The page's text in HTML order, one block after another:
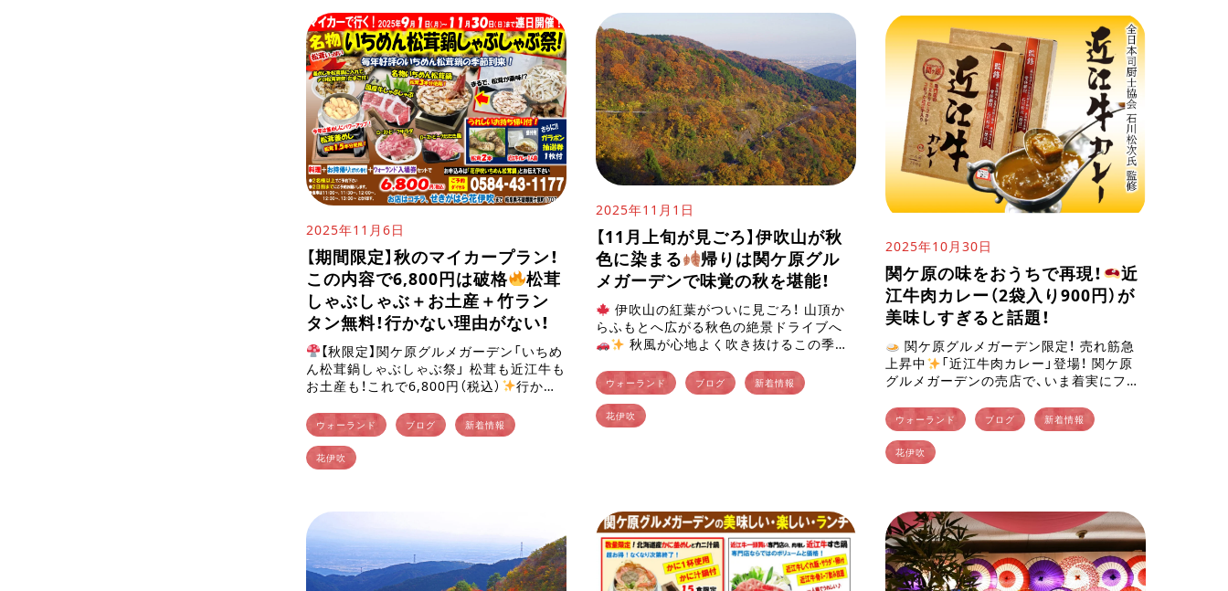
2025年11月6日
【期間限定】秋のマイカープラン！
この内容で6,800円は破格
松茸
しゃぶしゃぶ＋お土産＋竹ラン
タン無料！行かない理由がない！
【秋限定】関ケ原グルメガーデン「いちめ
ん松茸鍋しゃぶしゃぶ祭」 松茸も近江牛も
お土産も！これで6,800円（税込）
行かな
り立つ季節、関ケ原グルメガ […]
ウォーランド ブログ 新着情報
花伊吹
2025年11月1日
【11月上旬が見ごろ】伊吹山が秋
色に染まる
帰りは関ケ原グル
メガーデンで味覚の秋を堪能！
伊吹山の紅葉がついに見ごろ！ 山頂か
らふもとへ広がる秋色の絶景ドライブへ
秋風が心地よく吹き抜けるこの季
ょうど見ごろを迎えていま […]
ウォーランド ブログ 新着情報
花伊吹
2025年10月30日
関ケ原の味をおうちで再現！
近
江牛肉カレー（2袋入り900円）が
美味しすぎると話題！
関ケ原グルメガーデン限定！ 売れ筋急
上昇中
「近江牛肉カレー」登場！ 関ケ原
グルメガーデンの売店で、いま着実にファ
リジナル「近江牛肉カレー」 です！ […]
ウォーランド ブログ 新着情報
花伊吹